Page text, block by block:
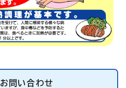
お問い合わせ